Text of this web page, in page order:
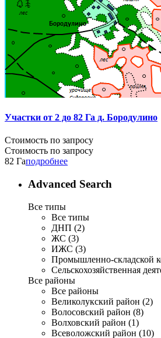
Участки от 2 до 82 Га д. Бородулино
Стоимость по запросу
Стоимость по запросу
82 Гаподробнее
Advanced Search
Все типы
Все типы
ДНП (2)
ЖС (3)
ИЖС (3)
Промышленно-складской
Сельскохозяйственная
Все районы
Все районы
Великолукский район (2)
Волосовский район (8)
Волховский район (1)
Всеволожский район (10)